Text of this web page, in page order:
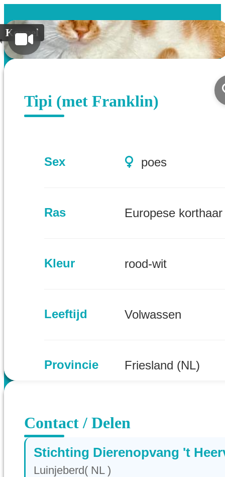
Koppel
Tipi (met Franklin)
Sex poes
Ras Europese korthaar
Kleur rood-wit
Leeftijd Volwassen
Provincie Friesland (NL)
Contact / Delen
Stichting Dierenopvang 't
Luinjeberd( NL )